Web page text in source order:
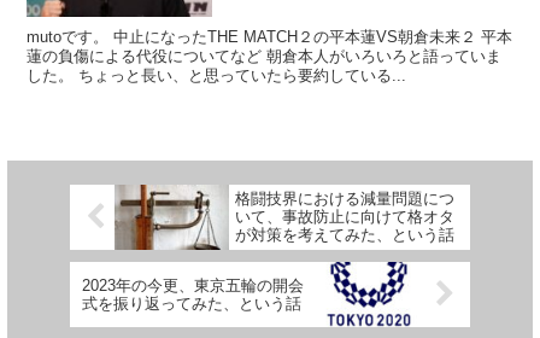
mutoです。 中止になったTHE MATCH２の平本蓮VS朝倉未来２ 平本
蓮の負傷による代役についてなど 朝倉本人がいろいろと語っていま
した。 ちょっと長い、と思っていたら要約している...
格闘技界における減量問題につ
いて、事故防止に向けて格オタ
が対策を考えてみた、という話
2023年の今更、東京五輪の開会
式を振り返ってみた、という話